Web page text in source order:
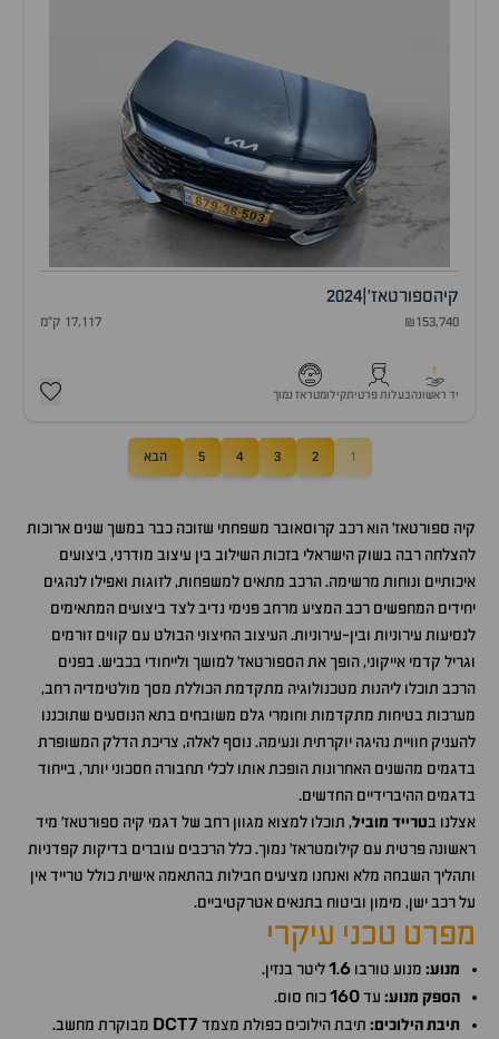
קיהספורטאז' 2024
₪153,740 17,117 ק"מ
1
יד ראשונהבעלות פרטיתקילומטראז נמוך
1
2
3
4
5 הבא
קיה ספורטאז' הוא רכב קרוסאובר משפחתי שזוכה כבר במשך שנים ארוכות
להצלחה רבה בשוק הישראלי בזכות השילוב בין עיצוב מודרני, ביצועים
איכותיים ונוחות מרשימה. הרכב מתאים למשפחות, לזוגות ואפילו לנהגים
יחידים המחפשים רכב המציע מרחב פנימי נדיב לצד ביצועים המתאימים
לנסיעות עירוניות ובין-עירוניות. העיצוב החיצוני הבולט עם קווים זורמים
וגריל קדמי אייקוני, הופך את הספורטאז' למושך ולייחודי בכביש. בפנים
הרכב תוכלו ליהנות מטכנולוגיה מתקדמת הכוללת מסך מולטימדיה רחב,
מערכות בטיחות מתקדמות וחומרי גלם משובחים בתא הנוסעים שתוכננו
להעניק חוויית נהיגה יוקרתית ונעימה. נוסף לאלה, צריכת הדלק המשופרת
בדגמים מהשנים האחרונות הופכת אותו לכלי תחבורה חסכוני יותר, בייחוד
בדגמים ההיברידיים החדשים.
אצלנו בטרייד מוביל, תוכלו למצוא מגוון רחב של דגמי קיה ספורטאז' מיד
ראשונה פרטית עם קילומטראז' נמוך. כלל הרכבים עוברים בדיקות קפדניות
ותהליך השבחה מלא ואנחנו מציעים חבילות בהתאמה אישית כולל טרייד אין
על רכב ישן, מימון וביטוח בתנאים אטרקטיביים.
מפרט טכני עיקרי
מנוע: מנוע טורבו 1.6
ליטר בנזין.
הספק מנוע: עד160כוח סוס.
תיבת הילוכים: תיבת הילוכים כפולת מצמד DCT7 מבוקרת מחשב.